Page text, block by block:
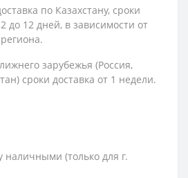
по Казахстану, сроки
до 12 дней, в зависимости от
зарубежья (Россия,
сроки доставка от 1 недели.
наличными (только для г.